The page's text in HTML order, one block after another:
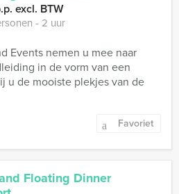
excl. BTW
‐ 2 uur
Events nemen u mee naar
in de vorm van een
u de mooiste plekjes van de
Favoriet
Floating Dinner